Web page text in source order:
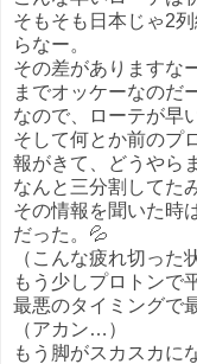
そもそも日本じゃ2
らなー。
その差がありますな
までオッケーなのだ
なので、ローテが早
そして何とか前のプ
報がきて、どうやら
なんと三分割してた
その情報を聞いた時
だった。💦
（こんな疲れ切った
もう少しプロトンで
最悪のタイミングで
（アカン…）
もう脚がスカスカに